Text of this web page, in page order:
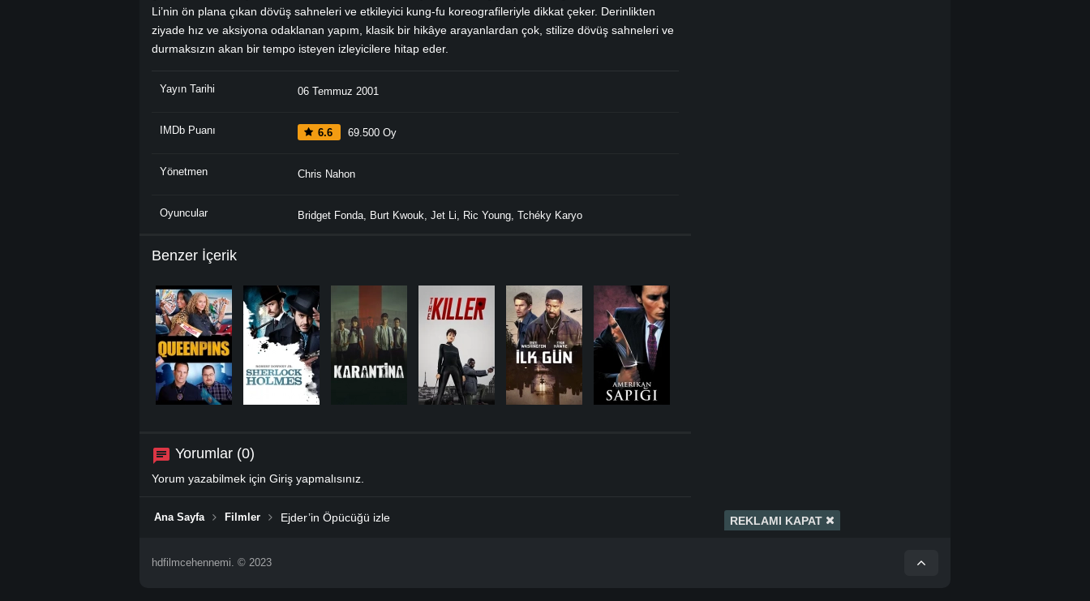
Li’nin ön plana çıkan dövüş sahneleri ve etkileyici kung-fu koreografileriyle dikkat çeker. Derinlikten
ziyade hız ve aksiyona odaklanan yapım, klasik bir hikâye arayanlardan çok, stilize dövüş sahneleri ve
durmaksızın akan bir tempo isteyen izleyicilere hitap eder.
Yayın Tarihi 06 Temmuz 2001
IMDb Puanı 6.6 69.500 Oy
Yönetmen Chris Nahon
Oyuncular Bridget Fonda Burt Kwouk Jet Li Ric Young Tchéky Karyo
Benzer İçerik
Yorumlar (0)
Yorum yazabilmek için Giriş yapmalısınız.
Ana Sayfa Filmler Ejder’in Öpücüğü izle
hdfilmcehennemi. © 2023
REKLAMI KAPAT